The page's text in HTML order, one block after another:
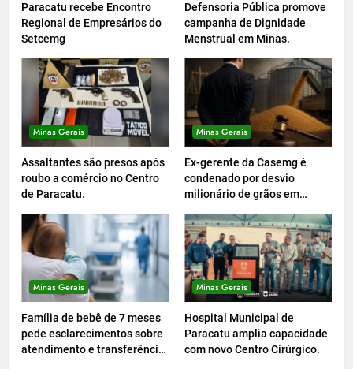
Paracatu recebe Encontro
Regional de Empresários do
Setcemg
Defensoria Pública promove
campanha de Dignidade
Menstrual em Minas.
Minas Gerais
Assaltantes são presos após
roubo a comércio no Centro
de Paracatu.
Minas Gerais
Ex-gerente da Casemg é
condenado por desvio
milionário de grãos em
Minas Gerais
Família de bebê de 7 meses
pede esclarecimentos sobre
atendimento e transferência
Minas Gerais
Hospital Municipal de
Paracatu amplia capacidade
com novo Centro Cirúrgico.